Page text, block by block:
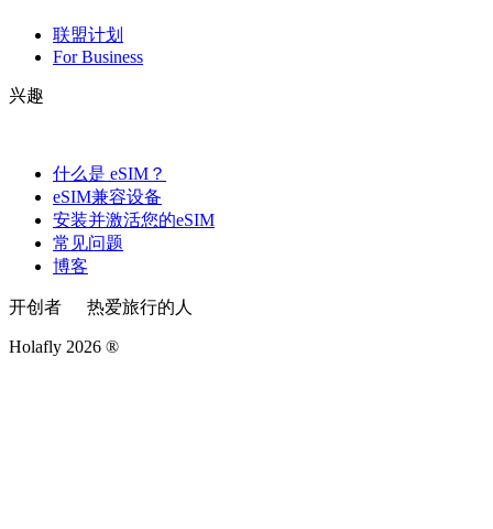
联盟计划
For Business
兴趣
什么是 eSIM？
eSIM兼容设备
安装并激活您的eSIM
常见问题
博客
开创者 热爱旅行的人
Holafly 2026 ®